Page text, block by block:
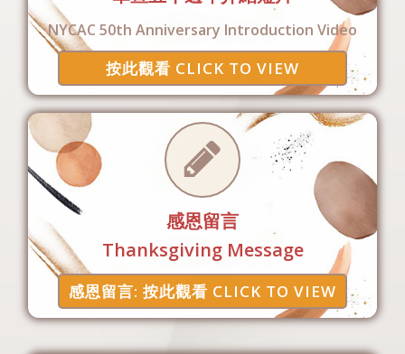
NYCAC 50th Anniversary Introduction Video
按此觀看 CLICK TO VIEW
感恩留言
Thanksgiving Message
感恩留言: 按此觀看 CLICK TO VIEW